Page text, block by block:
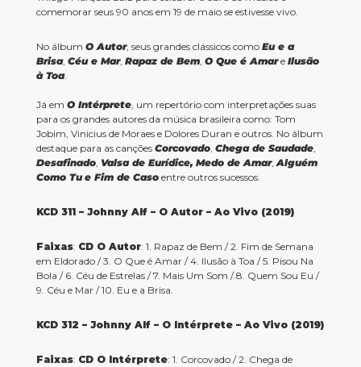
comemorar seus 90 anos em 19 de maio se estivesse vivo.
No álbum O Autor, seus grandes clássicos como Eu e a
Brisa, Céu e Mar, Rapaz de Bem, O Que é Amare Ilusão
à Toa.
Já em O Intérprete, um repertório com interpretações suas
para os grandes autores da música brasileira como: Tom
Jobim, Vinicius de Moraes e Dolores Duran e outros. No álbum
destaque para as canções Corcovado, Chega de Saudade,
Desafinado, Valsa de Eurídice, Medo de Amar,Alguém
Como Tu e Fim de Casoentre outros sucessos.
KCD 311 – Johnny Alf – O Autor – Ao Vivo (2019)
Faixas: CD O Autor: 1. Rapaz de Bem / 2. Fim de Semana
em Eldorado / 3. O Que é Amar / 4. Ilusão à Toa / 5. Pisou Na
Bola / 6. Céu de Estrelas / 7. Mais Um Som / 8. Quem Sou Eu /
9. Céu e Mar / 10. Eu e a Brisa.
KCD 312 – Johnny Alf – O Intérprete – Ao Vivo (2019)
Faixas: CD O Intérprete: 1. Corcovado / 2. Chega de